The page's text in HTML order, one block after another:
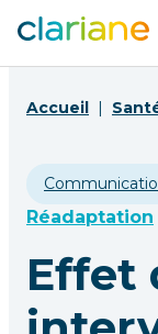
Accueil
Réadaptation
Effet